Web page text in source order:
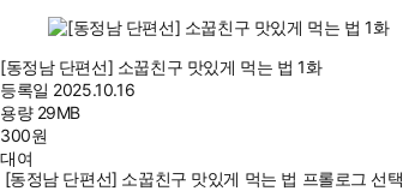
[동정남 단편선] 소꿉친구 맛있게 먹는 법 1화
등록일 2025.10.16
용량 29MB
300원
대여
[동정남 단편선] 소꿉친구 맛있게 먹는 법 프롤로그 선택